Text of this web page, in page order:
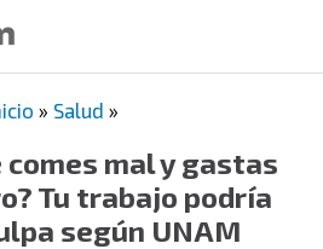
» Salud »
comes mal y gastas
Tu trabajo podría
según UNAM